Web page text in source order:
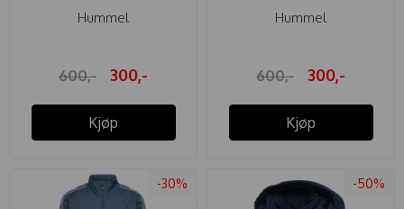
WULBATO ULL ...
Hummel
600,- 300,-
Kjøp
WULBATO ULL ...
Hummel
600,- 300,-
Kjøp
-30% -50%